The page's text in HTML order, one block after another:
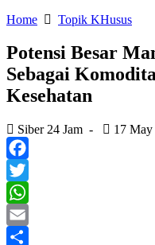
Home
Topik KHusus
Potensi Besar
Sebagai
Kesehatan
Siber 24 Jam - 17 May
Facebook
Twitter
WhatsApp
Email